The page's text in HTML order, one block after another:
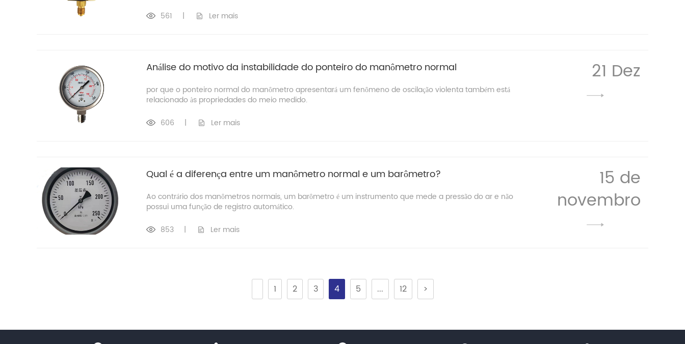
561 | Ler mais
Análise do motivo da instabilidade do ponteiro do manômetro normal
por que o ponteiro normal do manômetro apresentará um fenômeno de oscilação violenta também está
relacionado às propriedades do meio medido.
21 Dez
606 | Ler mais
Qual é a diferença entre um manômetro normal e um barômetro?
Ao contrário dos manômetros normais, um barômetro é um instrumento que mede a pressão do ar e não
possui uma função de registro automático.
15 de
novembro
853 | Ler mais
1 2 3 4 5 ... 12 >